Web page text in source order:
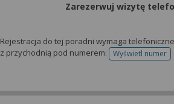
Zarezerwuj wizytę
Rejestracja do tej poradni wymaga
z przychodnią pod numerem:
Wyświetl numer
telefonu